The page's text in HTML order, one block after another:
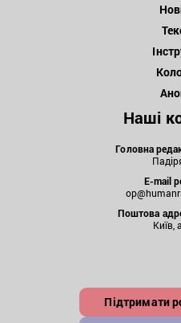
Наші
Головна
E-mail
Поштова
Київ,
Підтримати